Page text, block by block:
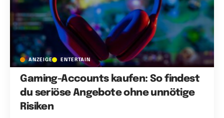
ANZEIGE ENTERTAIN
Gaming-Accounts kaufen: So findest
du seriöse Angebote ohne unnötige
Risiken